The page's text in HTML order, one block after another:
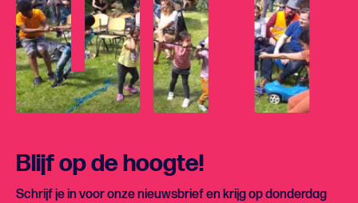
Blijf op de hoogte!
Schrijf je in voor onze nieuwsbrief en krijg op donderdag